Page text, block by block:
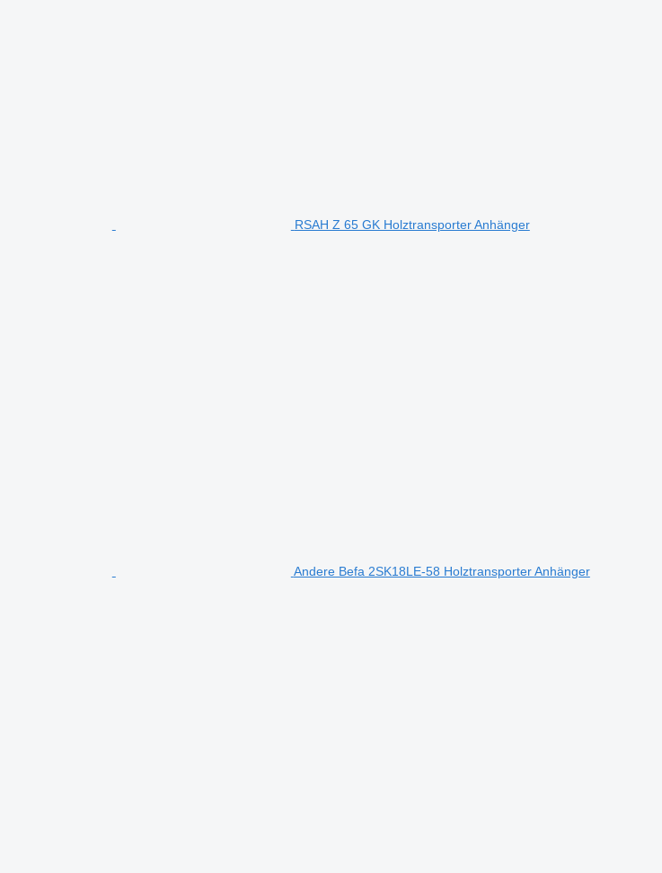
RSAH Z 65 GK Holztransporter Anhänger
Andere Befa 2SK18LE-58 Holztransporter Anhänger